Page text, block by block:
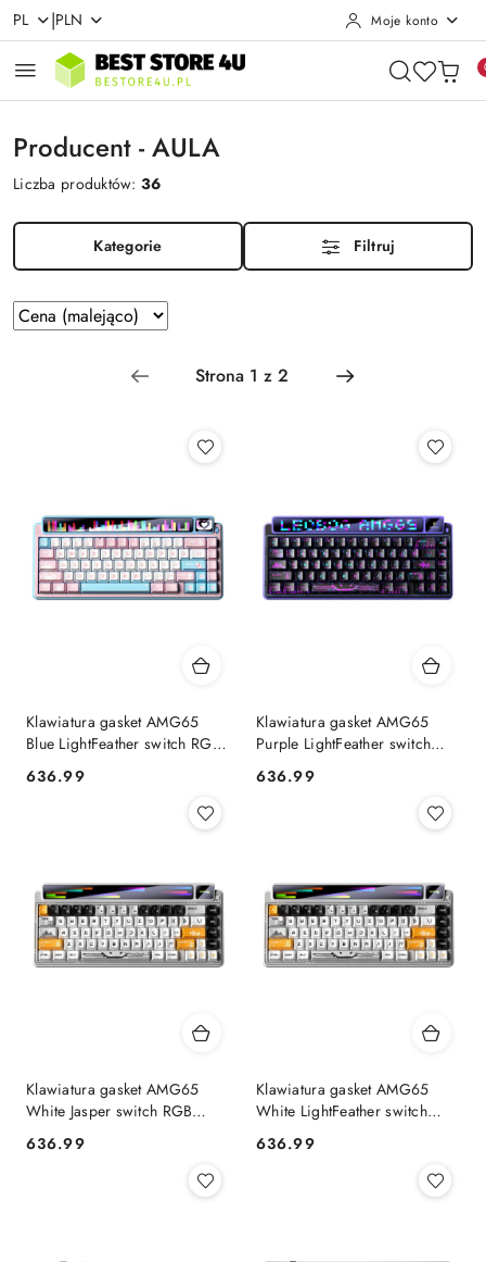
Przejdź do treści głównej
Przejdź do wyszukiwarki
Przejdź do moje konto
Przejdź do menu głównego
Przejdź do stopki
PL |PLN Moje konto
Producent - AULA
Liczba produktów:36
Kategorie Filtruj
Zastosowano
sortowanie:
Sortuj
według
Klawiatura gasket AMG65
Blue LightFeather switch RGB
LEOBOG AULA
Cena:
636.99
Klawiatura gasket AMG65
Purple LightFeather switch
RGB LEOBOG AULA
Cena:
636.99
Klawiatura gasket AMG65
White Jasper switch RGB
Cena:
636.99
Klawiatura gasket AMG65
White LightFeather switch
Cena:
636.99